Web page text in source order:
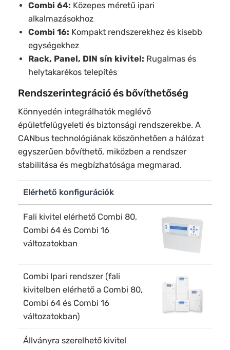
Combi 64: Közepes méretű ipari
alkalmazásokhoz
Combi 16: Kompakt rendszerekhez és kisebb
egységekhez
Rack, Panel, DIN sín kivitel: Rugalmas és
helytakarékos telepítés
Rendszerintegráció és bővíthetőség
Könnyedén integrálhatók meglévő
épületfelügyeleti és biztonsági rendszerekbe. A
CANbus technológiának köszönhetően a hálózat
egyszerűen bővíthető, miközben a rendszer
stabilitása és megbízhatósága megmarad.
Elérhető konfigurációk
Fali kivitel elérhető Combi 80,
Combi 64 és Combi 16
változatokban
Combi Ipari rendszer (fali
kivitelben elérhető a Combi 80,
Combi 64 és Combi 16
változatokban)
Állványra szerelhető kivitel